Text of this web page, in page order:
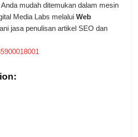
mudah ditemukan dalam mesin
Media Labs melalui Web
jasa penulisan artikel SEO dan